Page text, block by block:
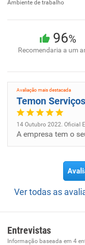
Ambiente de trabalho
96%
Recomendaria a um
Avaliação mais destacada
Temon Serviços
14 Outubro 2022. Oficial
Ver todas as
Entrevistas
Informação baseada em 4